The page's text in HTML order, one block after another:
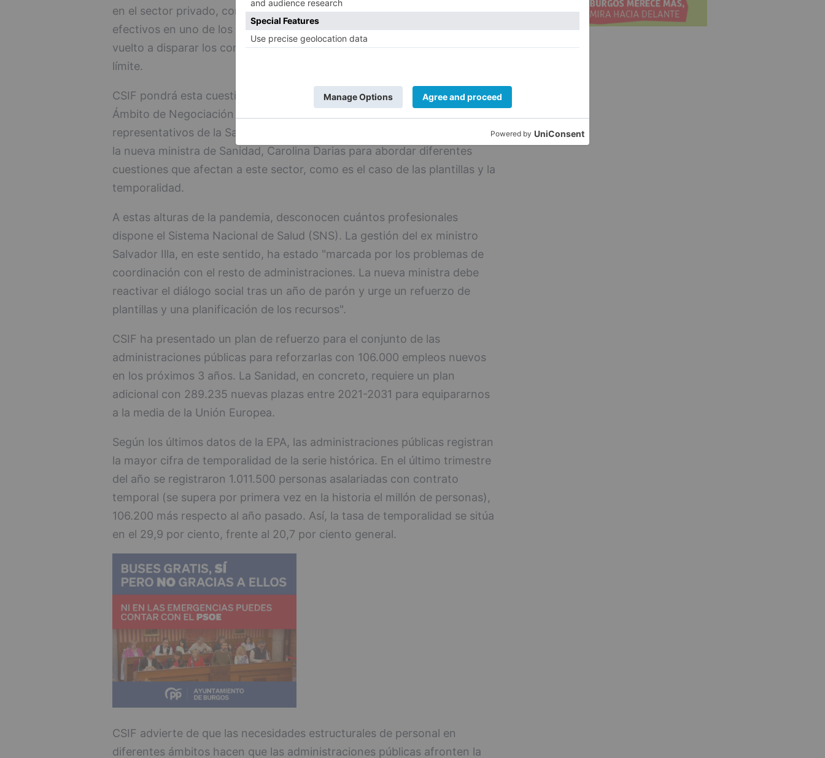
en el sector privado, considera indignante que se haya prescindido de
efectivos en uno de los peores meses de la pandemia, en el que se han
vuelto a disparar los contagios y la presión hospitalaria, con las UCI al
límite.
CSIF pondrá esta cuestión mañana encima de la mesa en la reunión del
Ámbito de Negociación (mesa de negociación con los sindicatos más
representativos de la Sanidad). Además, CSIF ha reclamado una reunión a
la nueva ministra de Sanidad, Carolina Darias para abordar diferentes
cuestiones que afectan a este sector, como es el caso de las plantillas y la
temporalidad.
A estas alturas de la pandemia, desconocen cuántos profesionales
dispone el Sistema Nacional de Salud (SNS). La gestión del ex ministro
Salvador Illa, en este sentido, ha estado "marcada por los problemas de
coordinación con el resto de administraciones. La nueva ministra debe
reactivar el diálogo social tras un año de parón y urge un refuerzo de
plantillas y una planificación de los recursos".
CSIF ha presentado un plan de refuerzo para el conjunto de las
administraciones públicas para reforzarlas con 106.000 empleos nuevos
en los próximos 3 años. La Sanidad, en concreto, requiere un plan
adicional con 289.235 nuevas plazas entre 2021-2031 para equipararnos
a la media de la Unión Europea.
Según los últimos datos de la EPA, las administraciones públicas registran
la mayor cifra de temporalidad de la serie histórica. En el último trimestre
del año se registraron 1.011.500 personas asalariadas con contrato
temporal (se supera por primera vez en la historia el millón de personas),
106.200 más respecto al año pasado. Así, la tasa de temporalidad se sitúa
en el 29,9 por ciento, frente al 20,7 por ciento general.
CSIF advierte de que las necesidades estructurales de personal en
diferentes ámbitos hacen que las administraciones públicas afronten la